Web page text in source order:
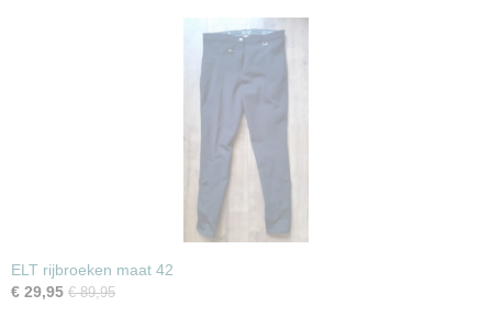
ELT rijbroeken maat 42
€ 29,95 € 89,95